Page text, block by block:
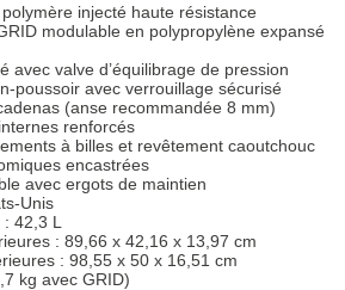
injecté haute résistance
modulable en polypropylène expansé
avec valve d’équilibrage de pression
poussoir avec verrouillage sécurisé
(anse recommandée 8 mm)
renforcés
à billes et revêtement caoutchouc
encastrées
avec ergots de maintien
Unis
42,3 L
: 89,66 x 42,16 x 13,97 cm
: 98,55 x 50 x 16,51 cm
kg avec GRID)